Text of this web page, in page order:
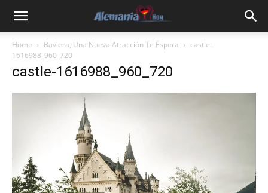
Home Baviera, Una Nueva Atracción Te Espera
castle-
1616988_960_720
castle-1616988_960_720